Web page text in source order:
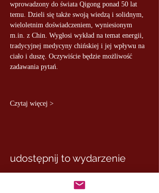
wprowadzony do świata Qigong ponad 50 lat
temu. Dzieli się także swoją wiedzą i solidnym,
wieloletnim doświadczeniem, wyniesionym
m.in. z Chin. Wygłosi wykład na temat energii,
tradycyjnej medycyny chińskiej i jej wpływu na
ciało i duszę. Oczywiście będzie możliwość
zadawania pytań.
Czytaj więcej >
udostępnij to wydarzenie